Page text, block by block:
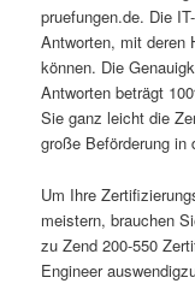
pruefungen.de. Die
Antworten, mit deren
können. Die
Antworten beträgt
Sie ganz leicht die
große Beförderung in
Um Ihre
meistern, brauchen
zu Zend 200-550
Engineer